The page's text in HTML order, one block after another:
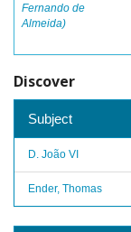
Fernando de
Almeida)
Discover
Subject
D. João VI
Ender, Thomas